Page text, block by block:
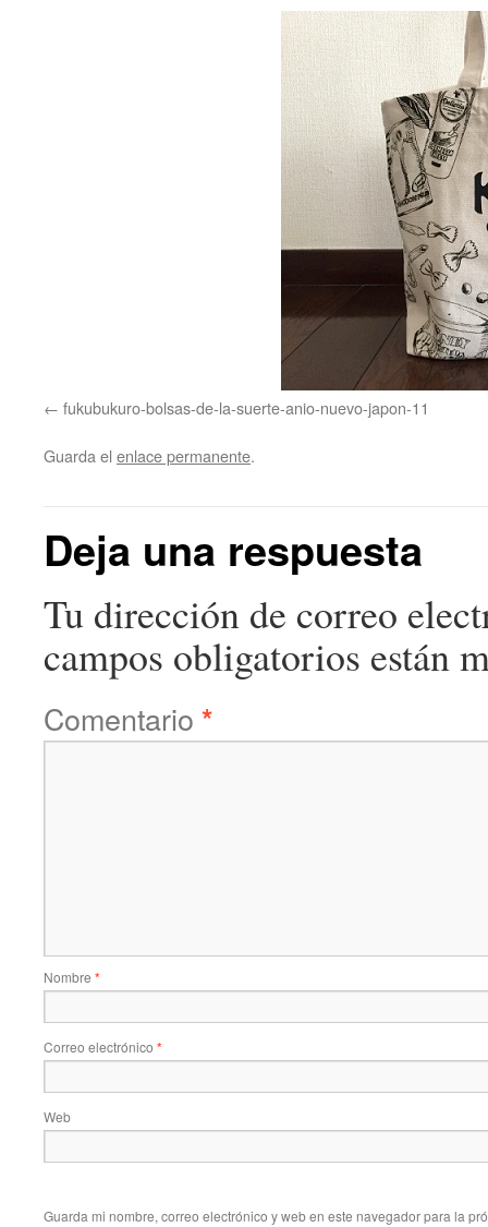
fukubukuro-bolsas-de-la-suerte-anio-nuevo-japon-11
Guarda el enlace permanente.
Deja una respuesta
Tu dirección de correo
campos obligatorios están
Comentario *
Nombre *
Correo electrónico *
Web
Guarda mi nombre, correo electrónico y web en este navegador para la